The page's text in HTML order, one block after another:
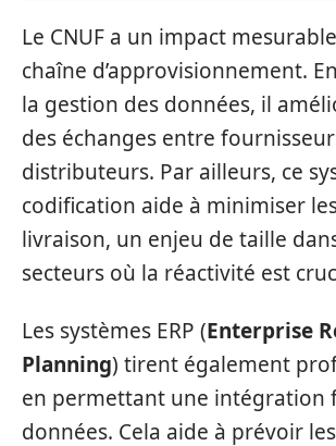
Le CNUF a un impact
chaîne d’approvisionnement.
la gestion des données, il
des échanges entre
distributeurs. Par ailleurs, ce
codification aide à minimiser
livraison, un enjeu de taille
secteurs où la réactivité est
Les systèmes ERP (Enterprise
Planning) tirent également
en permettant une intégration
données. Cela aide à prévoir